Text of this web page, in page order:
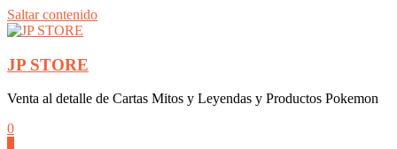
Saltar contenido
JP STORE
Venta al detalle de Cartas Mitos y Leyendas y Productos Pokemon
0